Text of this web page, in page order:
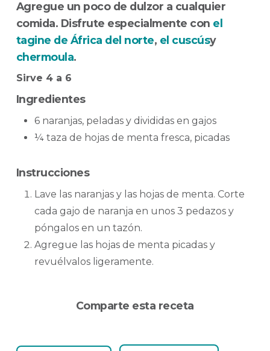
Agregue un poco de dulzor a cualquier
comida. Disfrute especialmente con el
tagine de África del norte, el cuscúsy
chermoula.
Sirve 4 a 6
Ingredientes
6 naranjas, peladas y divididas en gajos
¼ taza de hojas de menta fresca, picadas
Instrucciones
Lave las naranjas y las hojas de menta. Corte
cada gajo de naranja en unos 3 pedazos y
póngalos en un tazón.
Agregue las hojas de menta picadas y
revuélvalos ligeramente.
Comparte esta receta